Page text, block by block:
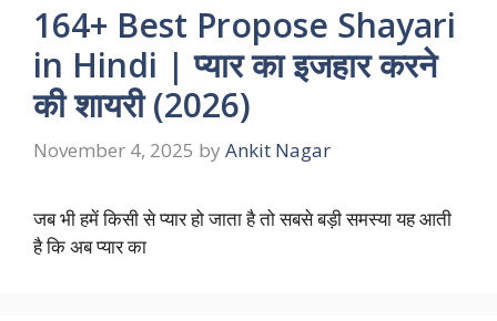
164+ Best Propose Shayari
in Hindi | प्यार का इजहार करने
की शायरी (2026)
November 4, 2025 by Ankit Nagar
जब भी हमें किसी से प्यार हो जाता है तो सबसे बड़ी समस्या यह आती
है कि अब प्यार का